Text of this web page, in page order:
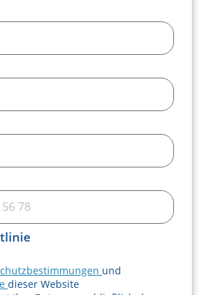
und
dieser Website